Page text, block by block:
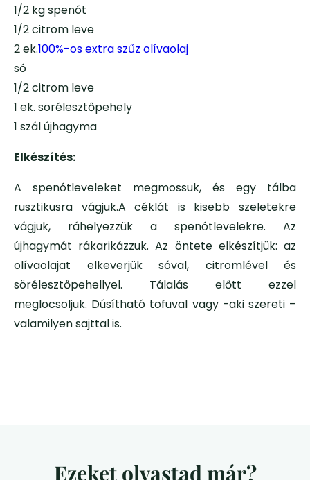
1/2 kg spenót
1/2 citrom leve
2 ek.100%-os extra szűz olívaolaj
só
1/2 citrom leve
1 ek. sörélesztőpehely
1 szál újhagyma
Elkészítés:
A spenótleveleket megmossuk, és egy tálba
rusztikusra vágjuk.A céklát is kisebb szeletekre
vágjuk, ráhelyezzük a spenótlevelekre. Az
újhagymát rákarikázzuk. Az öntete elkészítjük: az
olívaolajat elkeverjük sóval, citromlével és
sörélesztőpehellyel. Tálalás előtt ezzel
meglocsoljuk. Dúsítható tofuval vagy -aki szereti –
valamilyen sajttal is.
Ezeket olvastad már?